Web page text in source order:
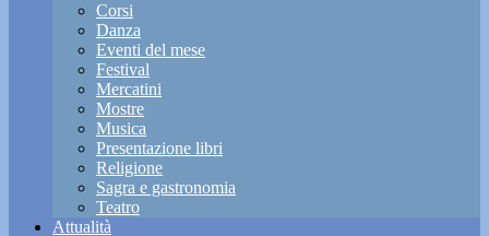
Corsi
Danza
Eventi del mese
Festival
Mercatini
Mostre
Musica
Presentazione libri
Religione
Sagra e gastronomia
Teatro
Attualità